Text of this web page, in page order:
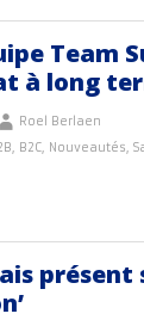
Team
à long
Roel Berlaen
, B2C, Nouveautés,
présent